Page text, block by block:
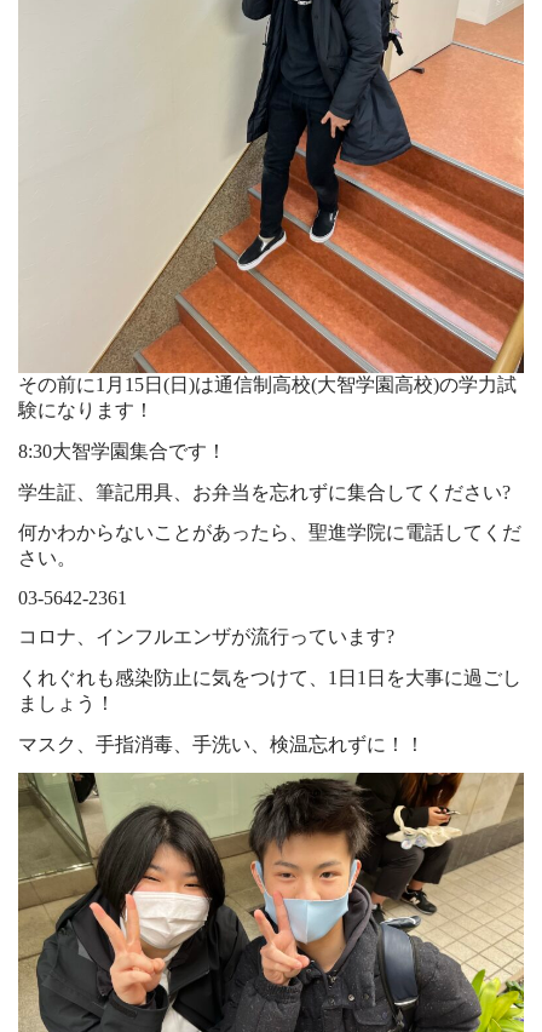
その前に1月15日(日)は通信制高校(大智学園高校)の学力試
験になります！
8:30大智学園集合です！
学生証、筆記用具、お弁当を忘れずに集合してください?
何かわからないことがあったら、聖進学院に電話してくだ
さい。
03-5642-2361
コロナ、インフルエンザが流行っています?
くれぐれも感染防止に気をつけて、1日1日を大事に過ごし
ましょう！
マスク、手指消毒、手洗い、検温忘れずに！！